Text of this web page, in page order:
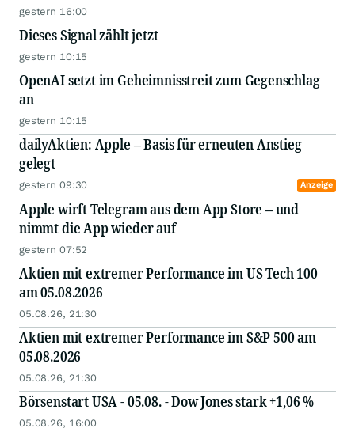
gestern 16:00
Dieses Signal zählt jetzt
gestern 10:15
OpenAI setzt im Geheimnisstreit zum Gegenschlag
an
gestern 10:15
dailyAktien: Apple – Basis für erneuten Anstieg
gelegt
gestern 09:30 Anzeige
Apple wirft Telegram aus dem App Store – und
nimmt die App wieder auf
gestern 07:52
Aktien mit extremer Performance im US Tech 100
am 05.08.2026
05.08.26, 21:30
Aktien mit extremer Performance im S&P 500 am
05.08.2026
05.08.26, 21:30
Börsenstart USA - 05.08. - Dow Jones stark +1,06 %
05.08.26, 16:00